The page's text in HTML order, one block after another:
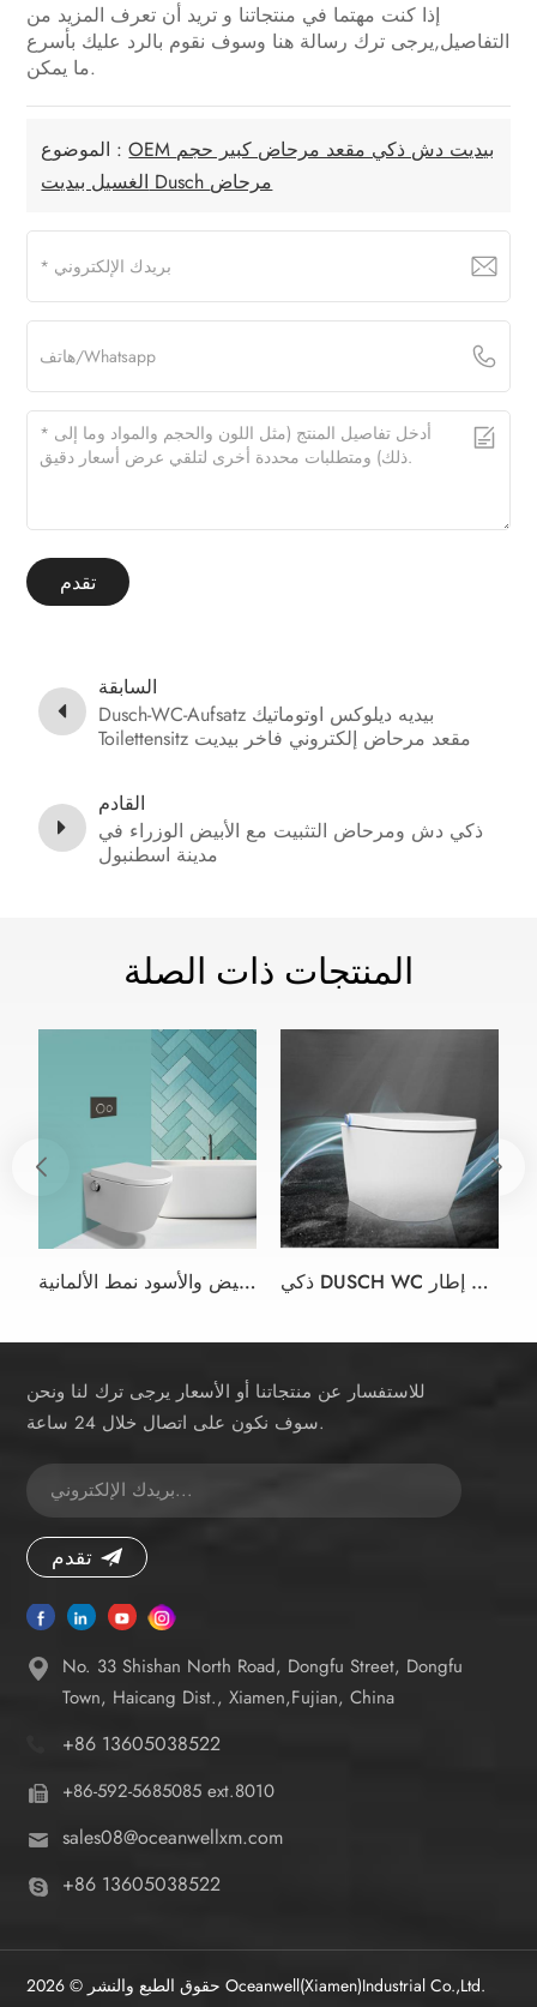
إذا كنت مهتما في منتجاتنا و تريد أن تعرف المزيد من
التفاصيل,يرجى ترك رسالة هنا وسوف نقوم بالرد عليك بأسرع
ما يمكن.
الموضوع :OEM بيديت دش ذكي مقعد مرحاض كبير حجم
الغسيل بيديت Dusch مرحاض
تقدم
السابقة
Dusch-WC-Aufsatz بيديه ديلوكس اوتوماتيك
Toilettensitz مقعد مرحاض إلكتروني فاخر بيديت
القادم
ذكي دش ومرحاض التثبيت مع الأبيض الوزراء في
مدينة اسطنبول
المنتجات ذات الصلة
ذكي دش بيديت المرحاض مقعد اللون الأبيض والأسود نمط الألمانية ذكي DUSCH WC دش بيديت مقعد المرحاض الأبيض مقعد المرحاض بيديت في التصميم بدون إطار
للاستفسار عن منتجاتنا أو الأسعار يرجى ترك لنا ونحن
سوف نكون على اتصال خلال 24 ساعة.
تقدم
No. 33 Shishan North Road, Dongfu Street, Dongfu
Town, Haicang Dist., Xiamen,Fujian, China
+86 13605038522
+86-592-5685085 ext.8010
sales08@oceanwellxm.com
+86 13605038522
حقوق الطبع والنشر © 2026 Oceanwell(Xiamen)Industrial Co.,Ltd.